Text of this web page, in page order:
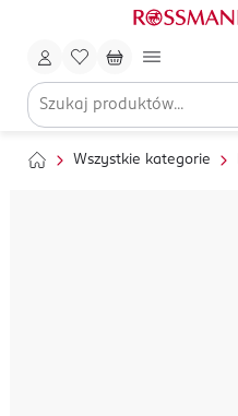
Wszystkie kategorie